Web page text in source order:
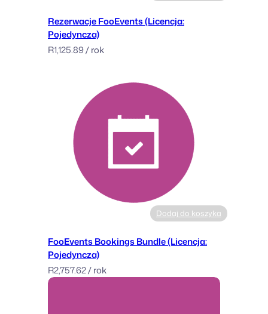
Rezerwacje FooEvents (Licencja:
Pojedyncza)
R1,125.89/ rok
Dodaj do koszyka
FooEvents Bookings Bundle (Licencja:
Pojedyncza)
R2,757.62/ rok